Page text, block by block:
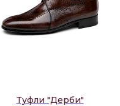
Туфли "Дерби"